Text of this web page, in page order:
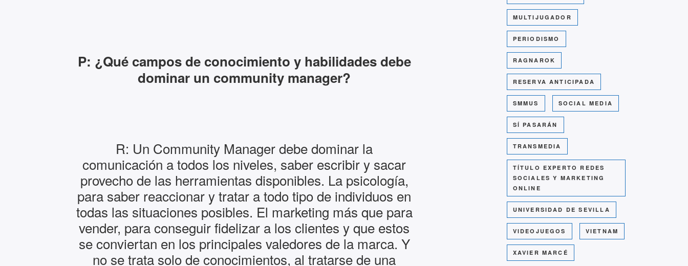
P: ¿Qué campos de conocimiento y habilidades debe
dominar un community manager?
R: Un Community Manager debe dominar la
comunicación a todos los niveles, saber escribir y sacar
provecho de las herramientas disponibles. La psicología,
para saber reaccionar y tratar a todo tipo de individuos en
todas las situaciones posibles. El marketing más que para
vender, para conseguir fidelizar a los clientes y que estos
se conviertan en los principales valedores de la marca. Y
no se trata solo de conocimientos, al tratarse de una
MULTIJUGADOR
PERIODISMO
RAGNAROK
RESERVA ANTICIPADA
SMMUS SOCIAL MEDIA
SÍ PASARÁN
TRANSMEDIA
TÍTULO EXPERTO REDES
SOCIALES Y MARKETING
ONLINE
UNIVERSIDAD DE SEVILLA
VIDEOJUEGOS VIETNAM
XAVIER MARCÉ